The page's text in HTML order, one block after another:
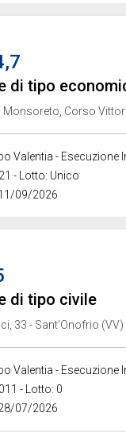
di tipo
Monsoreto, Corso
Valentia - Esecuzione
- Lotto: Unico
09/2026
di tipo civile
33 - Sant'Onofrio (VV)
Valentia - Esecuzione
- Lotto: 0
07/2026